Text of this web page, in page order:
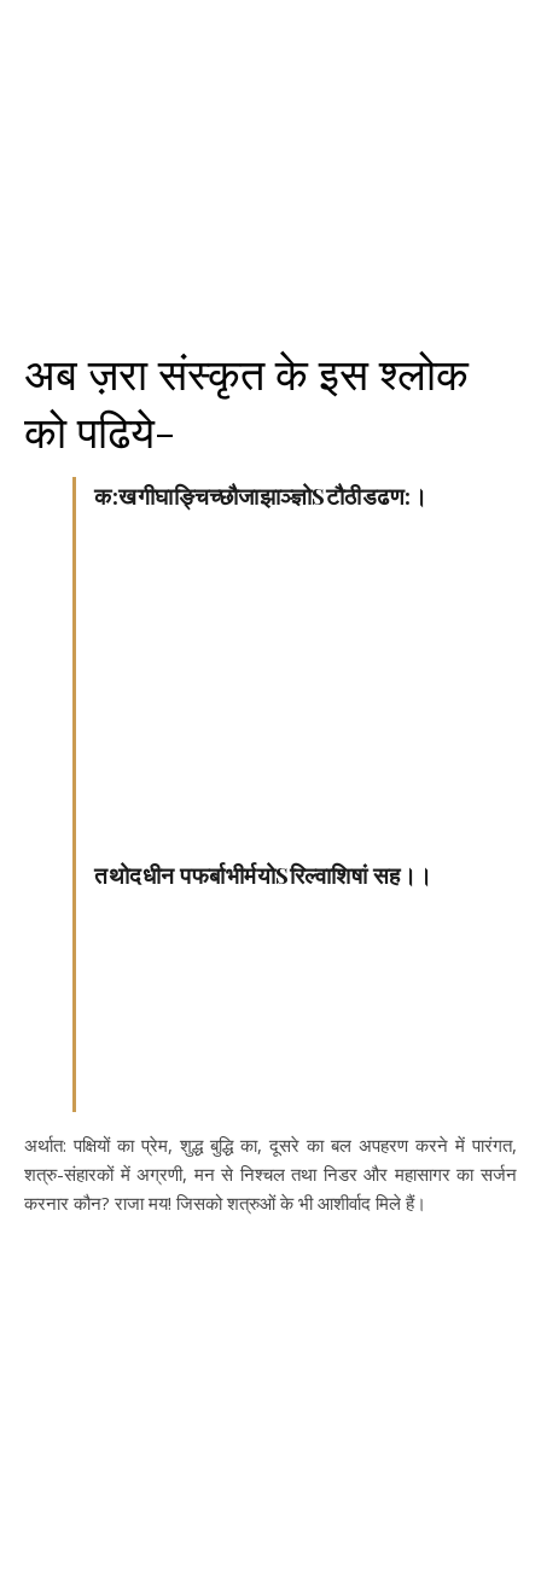
अब ज़रा संस्कृत के इस श्लोक
को पढिये-
क:खगीघाङ्चिच्छौजाझाञ्ज्ञोSटौठीडढण:।
तथोदधीन पफर्बाभीर्मयोSरिल्वाशिषां सह।।
अर्थात: पक्षियों का प्रेम, शुद्ध बुद्धि का, दूसरे का बल अपहरण करने में पारंगत,
शत्रु-संहारकों में अग्रणी, मन से निश्चल तथा निडर और महासागर का सर्जन
करनार कौन? राजा मय! जिसको शत्रुओं के भी आशीर्वाद मिले हैं।